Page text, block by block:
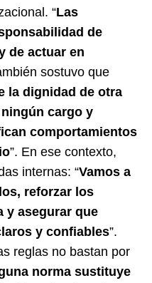
“Las
de
de actuar en
sostuvo que
la dignidad de otra
cargo y
comportamientos
”. En ese contexto,
internas: “Vamos a
reforzar los
y asegurar que
y confiables”.
reglas no bastan por
norma sustituye